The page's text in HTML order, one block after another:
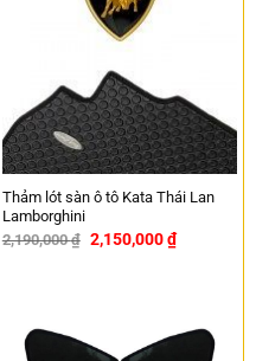
Thảm lót sàn ô tô Kata Thái Lan
Lamborghini
2,190,000₫ 2,150,000₫